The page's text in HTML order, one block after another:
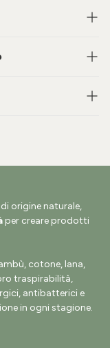
origine naturale,
per creare prodotti
cotone, lana,
traspirabilità,
antibatterici e
in ogni stagione.